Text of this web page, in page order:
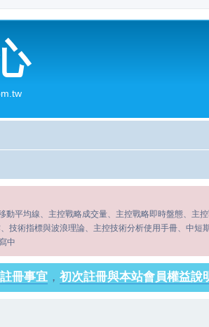
動平均線、主控戰略成交量、主控戰略即時盤態、主
技術指標與波浪理論、主控技術分析使用手冊、中短
中
冊事宜 ， 初次註冊與本站會員權益說